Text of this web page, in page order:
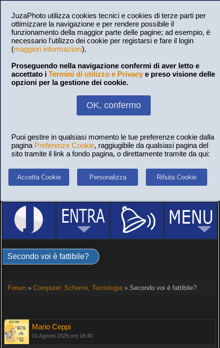
JuzaPhoto utilizza cookies tecnici e cookies di terze parti per
ottimizzare la navigazione e per rendere possibile il
funzionamento della maggior parte delle pagine; ad esempio, è
necessario l'utilizzo dei cookie per registarsi e fare il login
(maggiori informazioni).
Proseguendo nella navigazione confermi di aver letto e
accettato i Termini di utilizzo e Privacy e preso visione delle
opzioni per la gestione dei cookie.
OK, confermo
Puoi gestire in qualsiasi momento le tue preferenze cookie dalla
pagina Preferenze Cookie, raggiugibile da qualsiasi pagina del
sito tramite il link a fondo pagina, o direttamente tramite da qui:
Accetta Cookie Personalizza Rifiuta Cookie
Secondo voi è fattibile?
Forum » Computer, Schermi, Tecnologia» Secondo voi è fattibile?
Mario Ceppi
01 Agosto 2025 ore 18:40